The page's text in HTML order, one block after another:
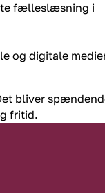
fælleslæsning i
og digitale
bliver
fritid.